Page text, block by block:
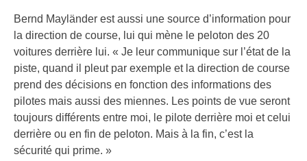
Bernd Mayländer est aussi une source d’information pour
la direction de course, lui qui mène le peloton des 20
voitures derrière lui. « Je leur communique sur l’état de la
piste, quand il pleut par exemple et la direction de course
prend des décisions en fonction des informations des
pilotes mais aussi des miennes. Les points de vue seront
toujours différents entre moi, le pilote derrière moi et celui
derrière ou en fin de peloton. Mais à la fin, c’est la
sécurité qui prime. »